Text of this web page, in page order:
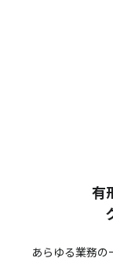
有
あらゆる業務